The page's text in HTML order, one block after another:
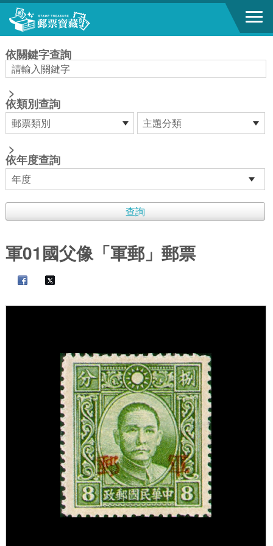
跳到主要內容區塊
依關鍵字查詢
>
依類別查詢
>
依年度查詢
軍01國父像「軍郵」郵票